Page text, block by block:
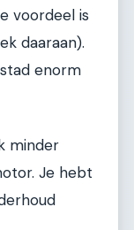
voordeel is
daaraan).
enorm
minder
Je hebt